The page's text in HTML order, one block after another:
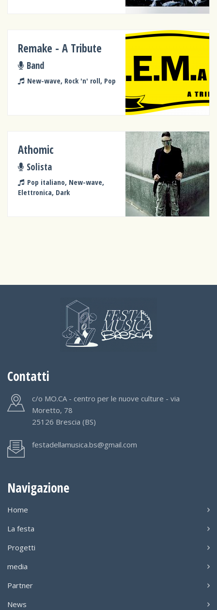
Remake - A Tribute
Band
New-wave, Rock 'n' roll, Pop
Athomic
Solista
Pop italiano, New-wave,
Elettronica, Dark
Contatti
c/o MO.CA - centro per le nuove culture - via
Moretto, 78
25126 Brescia (BS)
festadellamusica.bs@gmail.com
Navigazione
Home
La festa
Progetti
media
Partner
News